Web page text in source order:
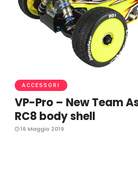
ACCESSORI
VP-Pro – New Team
RC8 body shell
16 Maggio 2019